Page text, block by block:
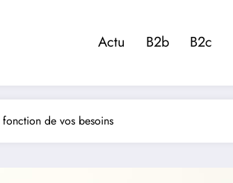
Actu B2b B2c
de vos besoins